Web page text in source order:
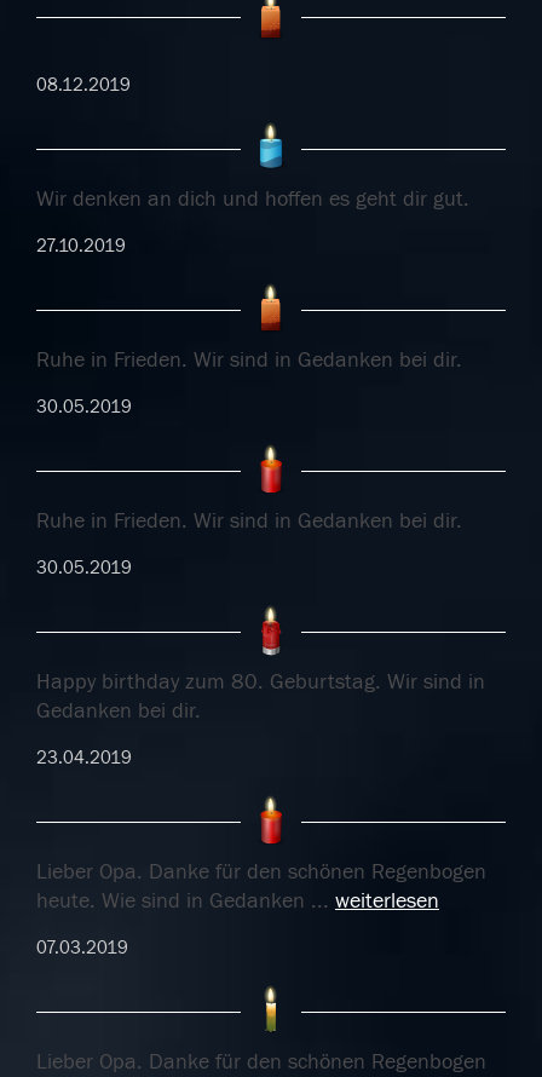
08.12.2019
Wir denken an dich und hoffen es geht dir gut.
27.10.2019
Ruhe in Frieden. Wir sind in Gedanken bei dir.
30.05.2019
Ruhe in Frieden. Wir sind in Gedanken bei dir.
30.05.2019
Happy birthday zum 80. Geburtstag. Wir sind in
Gedanken bei dir.
23.04.2019
Lieber Opa. Danke für den schönen Regenbogen
heute. Wie sind in Gedanken ... weiterlesen
07.03.2019
Lieber Opa. Danke für den schönen Regenbogen